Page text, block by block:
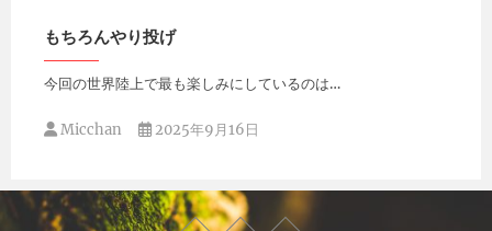
もちろんやり投げ
今回の世界陸上で最も楽しみにしているのは…
Micchan 2025年9月16日